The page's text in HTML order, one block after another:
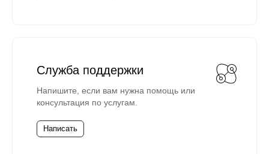
Служба поддержки
Напишите, если вам нужна помощь или
консультация по услугам.
Написать